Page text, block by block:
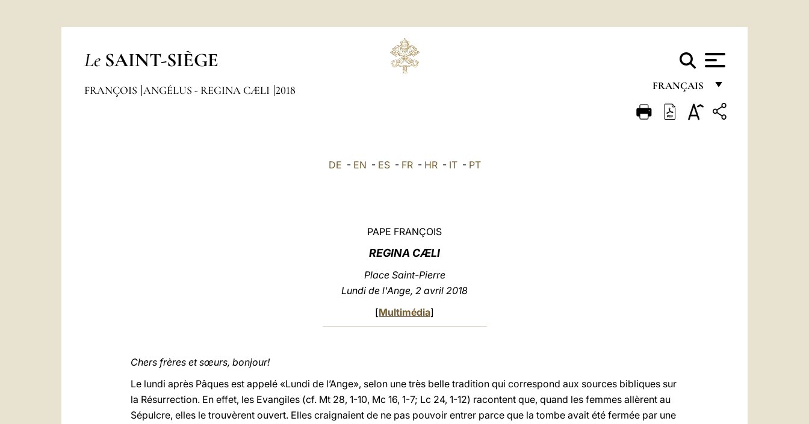
Le SAINT-SIÈGE
FRANÇAIS
FRANÇAIS
FRANÇOIS ANGÉLUS - REGINA CÆLI 2018
DE - EN - ES- FR- HR- IT- PT
PAPE FRANÇOIS
REGINA CÆLI
Place Saint-Pierre
Lundi de l'Ange, 2 avril 2018
[Multimédia]
Chers frères et sœurs, bonjour!
Le lundi après Pâques est appelé «Lundi de l’Ange», selon une très belle tradition qui correspond aux sources bibliques sur
la Résurrection. En effet, les Evangiles (cf. Mt 28, 1-10, Mc 16, 1-7; Lc 24, 1-12) racontent que, quand les femmes allèrent au
Sépulcre, elles le trouvèrent ouvert. Elles craignaient de ne pas pouvoir entrer parce que la tombe avait été fermée par une